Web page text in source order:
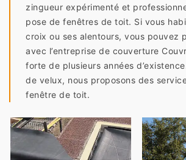
zingueur expérimenté et
pose de fenêtres de toit. Si vous
croix ou ses alentours, vous pouvez
avec l’entreprise de couverture
forte de plusieurs années
de velux, nous proposons des
fenêtre de toit.